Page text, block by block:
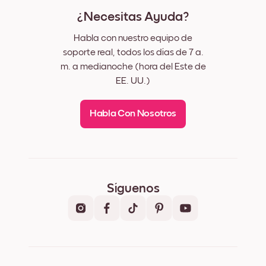
¿Necesitas Ayuda?
Habla con nuestro equipo de
soporte real, todos los días de 7 a.
m. a medianoche (hora del Este de
EE. UU.)
Habla Con Nosotros
Síguenos